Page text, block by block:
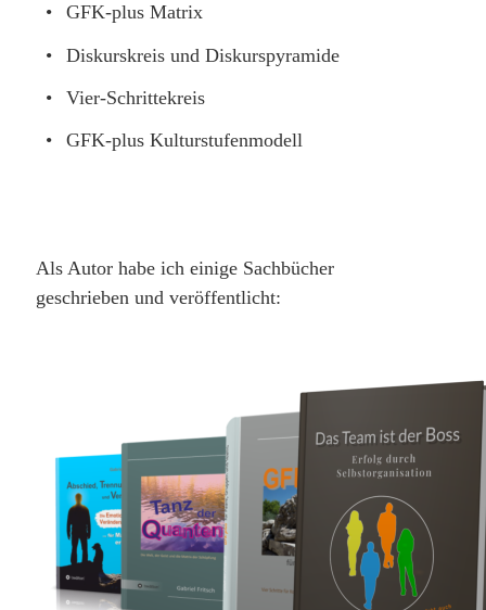
•
GFK-plus Matrix
•
Diskurskreis und Diskurspyramide
•
Vier-Schrittekreis
•
GFK-plus Kulturstufenmodell
Als Autor habe ich einige Sachbücher
geschrieben und veröffentlicht: